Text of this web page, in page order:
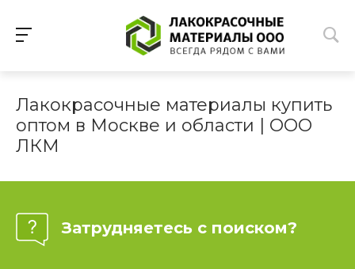
Лакокрасочные материалы купить
оптом в Москве и области | ООО
ЛКМ
Затрудняетесь с поиском?